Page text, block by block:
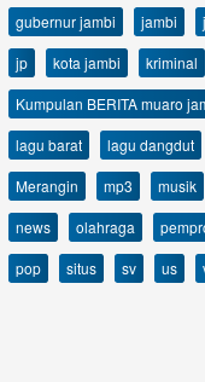
gubernur jambi
jambi
jp
kota jambi kriminal
Kumpulan BERITA muaro
lagu barat
lagu dangdut
Merangin
mp3 musik
news
olahraga
pop
situs sv us